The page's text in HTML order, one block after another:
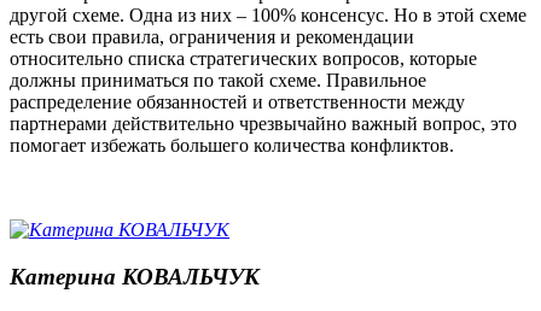
другой схеме. Одна из них – 100% консенсус. Но в этой схеме
есть свои правила, ограничения и рекомендации
относительно списка стратегических вопросов, которые
должны приниматься по такой схеме. Правильное
распределение обязанностей и ответственности между
партнерами действительно чрезвычайно важный вопрос, это
помогает избежать большего количества конфликтов.
Катерина КОВАЛЬЧУК